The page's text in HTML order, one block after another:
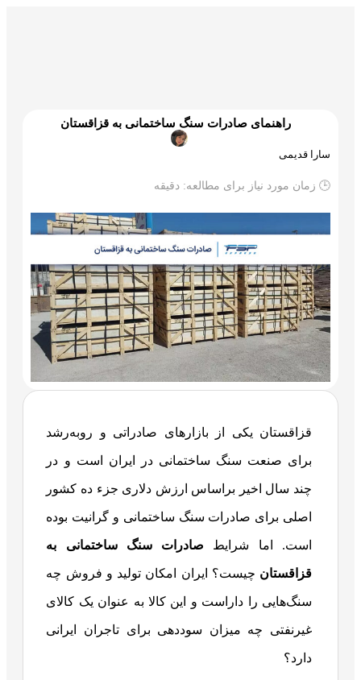
راهنمای صادرات سنگ ساختمانی به قزاقستان
سارا قدیمی
🕒 زمان مورد نیاز برای مطالعه: دقیقه
قزاقستان یکی از بازارهای صادراتی و روبه‌رشد
برای صنعت سنگ ساختمانی در ایران است و در
چند سال اخیر براساس ارزش دلاری جزء ده کشور
اصلی برای صادرات سنگ ساختمانی و گرانیت بوده
است. اما شرایط صادرات سنگ ساختمانی به
قزاقستان چیست؟ ایران امکان تولید و فروش چه
سنگ‌هایی را داراست و این کالا به عنوان یک کالای
غیرنفتی چه میزان سوددهی برای تاجران ایرانی
دارد؟